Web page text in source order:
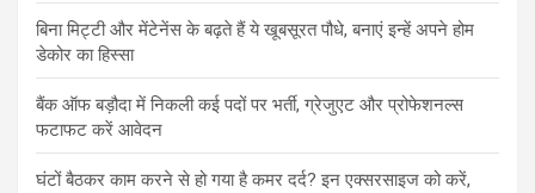
बिना मिट्टी और मेंटेनेंस के बढ़ते हैं ये खूबसूरत पौधे, बनाएं इन्‍हें अपने होम
डेकोर का हिस्‍सा
बैंक ऑफ बड़ौदा में निकली कई पदों पर भर्ती, ग्रेजुएट और प्रोफेशनल्स
फटाफट करें आवेदन
घंटों बैठकर काम करने से हो गया है कमर दर्द? इन एक्सरसाइज को करें,